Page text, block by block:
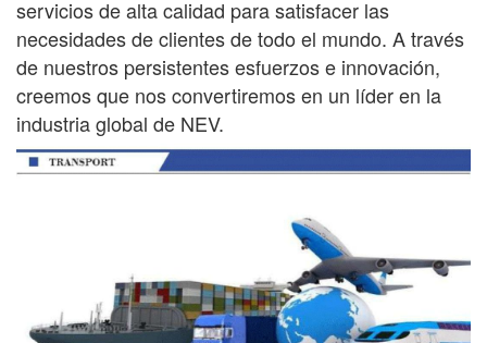
servicios de alta calidad para satisfacer las
necesidades declientes de todo el mundo. A través
de nuestros persistentes esfuerzos e innovación,
creemos que nos convertiremos en un líder en la
industria global de NEV.